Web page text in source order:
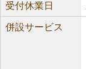
受付休業日
併設サービス